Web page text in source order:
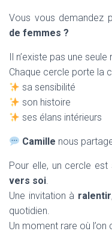
Vous vous demandez
de femmes ?
Il n’existe pas une seule
Chaque cercle porte la
sa sensibilité
son histoire
ses élans intérieurs
Camille nous
Pour elle, un cercle
vers soi.
Une invitation à ralentir
quotidien.
Un moment rare où l’on